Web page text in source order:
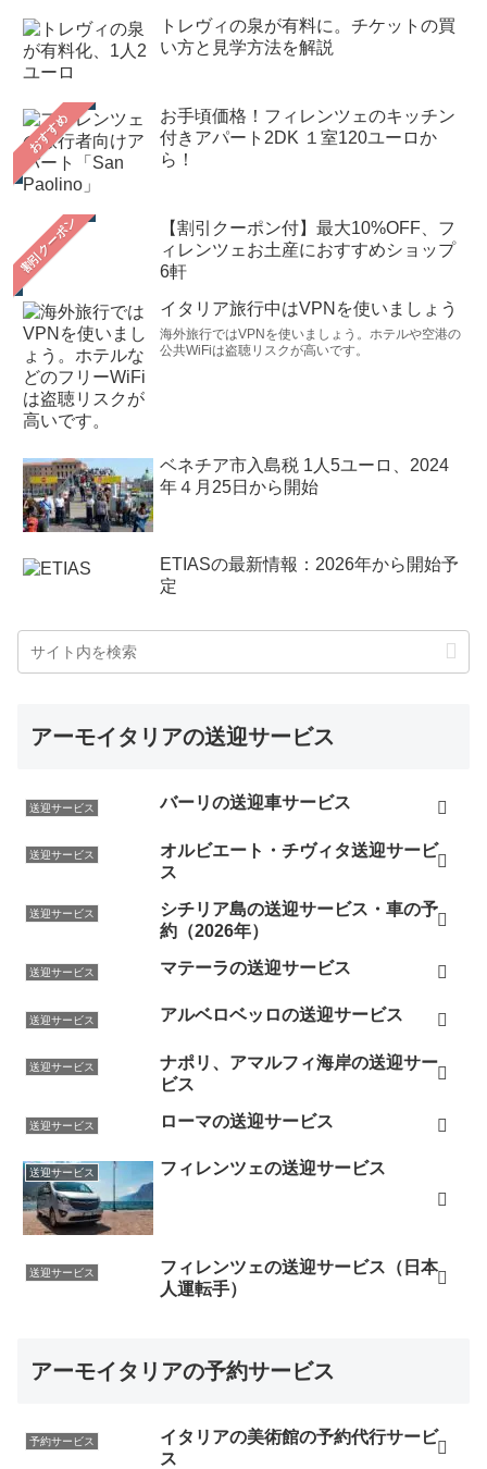
トレヴィの泉が有料に。チケットの買
い方と見学方法を解説
おすすめ
お手頃価格！フィレンツェのキッチン
付きアパート2DK １室120ユーロか
ら！
【割引クーポン付】最大10%OFF、フ
ィレンツェお土産におすすめショップ
6軒
イタリア旅行中はVPNを使いましょう
海外旅行ではVPNを使いましょう。ホテルや空港の
公共WiFiは盗聴リスクが高いです。
ベネチア市入島税 1人5ユーロ、2024
年４月25日から開始
ETIASの最新情報：2026年から開始予
定
アーモイタリアの送迎サービス
送迎サービス バーリの送迎車サービス
送迎サービス
オルビエート・チヴィタ送迎サービ
ス
送迎サービス
シチリア島の送迎サービス・車の予
約（2026年）
送迎サービス マテーラの送迎サービス
送迎サービス アルベロベッロの送迎サービス
送迎サービス
ナポリ、アマルフィ海岸の送迎サー
ビス
送迎サービス ローマの送迎サービス
送迎サービス フィレンツェの送迎サービス
送迎サービス
フィレンツェの送迎サービス（日本
人運転手）
アーモイタリアの予約サービス
予約サービス
イタリアの美術館の予約代行サービ
ス